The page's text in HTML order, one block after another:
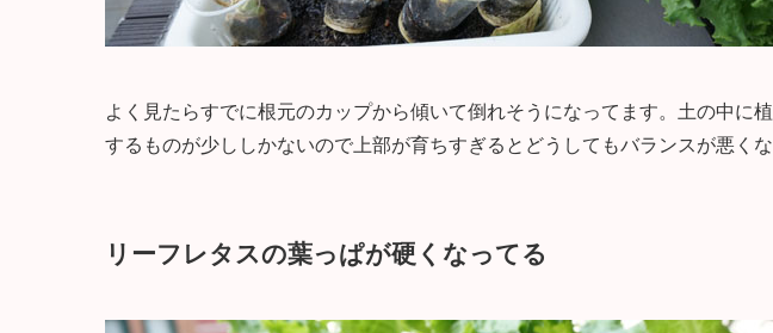
よく見たらすでに根元のカップから傾いて倒れそうになってます。土の中に
するものが少ししかないので上部が育ちすぎるとどうしてもバランスが悪くな
リーフレタスの葉っぱが硬くなってる